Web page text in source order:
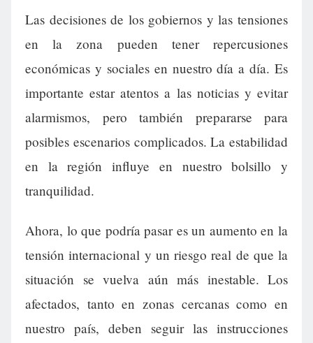
Las decisiones de los gobiernos y las tensiones
en la zona pueden tener repercusiones
económicas y sociales en nuestro día a día. Es
importante estar atentos a las noticias y evitar
alarmismos, pero también prepararse para
posibles escenarios complicados. La estabilidad
en la región influye en nuestro bolsillo y
tranquilidad.
Ahora, lo que podría pasar es un aumento en la
tensión internacional y un riesgo real de que la
situación se vuelva aún más inestable. Los
afectados, tanto en zonas cercanas como en
nuestro país, deben seguir las instrucciones